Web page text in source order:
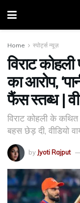
Home स्पोर्ट्स न्यूज़
विराट
का आरोप,
फैंस स्तब्ध |
विराट कोहली के
बहस छेड़ दी, वीडियो
by Jyoti Rajput